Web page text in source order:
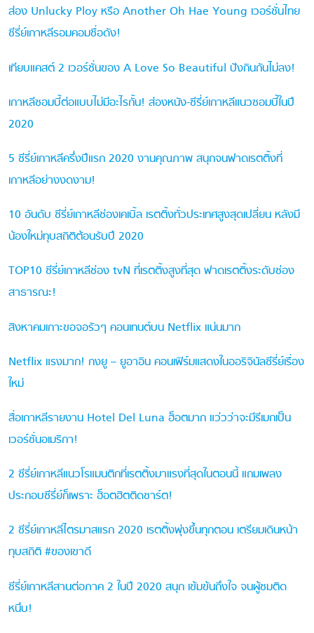
ส่อง Unlucky Ploy หรือ Another Oh Hae Young เวอร์ชั่นไทย
ซีรี่ย์เกาหลีรอมคอมชื่อดัง!
เทียบแคสต์ 2 เวอร์ชั่นของ A Love So Beautiful ปังกินกันไม่ลง!
เกาหลีซอมบี้ต่อแบบไม่มีอะไรกั้น! ส่องหนัง-ซีรี่ย์เกาหลีแนวซอมบี้ในปี
2020
5 ซีรี่ย์เกาหลีครึ่งปีแรก 2020 งานคุณภาพ สนุกจนฟาดเรตติ้งที่
เกาหลีอย่างงดงาม!
10 อันดับ ซีรี่ย์เกาหลีช่องเคเบิ้ล เรตติ้งทั่วประเทศสูงสุดเปลี่ยน หลังมี
น้องใหม่ทุบสถิติต้อนรับปี 2020
TOP10 ซีรี่ย์เกาหลีช่อง tvN ที่เรตติ้งสูงที่สุด ฟาดเรตติ้งระดับช่อง
สาธารณะ!
สิงหาคมเกาะขอจอรัวๆ คอนเทนต์บน Netflix แน่นมาก
Netflix แรงมาก! กงยู – ยูอาอิน คอนเฟิร์มแสดงในออริจินัลซีรี่ย์เรื่อง
ใหม่
สื่อเกาหลีรายงาน Hotel Del Luna ฮ็อตมาก แว่วว่าจะมีรีเมกเป็น
เวอร์ชั่นอเมริกา!
2 ซีรี่ย์เกาหลีแนวโรแมนติกที่เรตติ้งมาแรงที่สุดในตอนนี้ แถมเพลง
ประกอบซีรี่ย์ก็เพราะ ฮ็อตฮิตติดชาร์ต!
2 ซีรี่ย์เกาหลีไตรมาสแรก 2020 เรตติ้งพุ่งขึ้นทุกตอน เตรียมเดินหน้า
ทุบสถิติ #ของเขาดี
ซีรี่ย์เกาหลีสานต่อภาค 2 ในปี 2020 สนุก เข้มข้นถึงใจ จนผู้ชมติด
หนึบ!